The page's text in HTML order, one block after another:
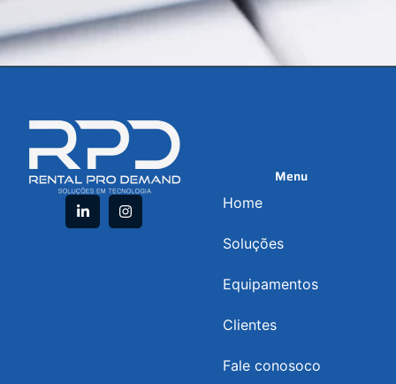
Menu
Home
Soluções
Equipamentos
Clientes
Fale conosoco